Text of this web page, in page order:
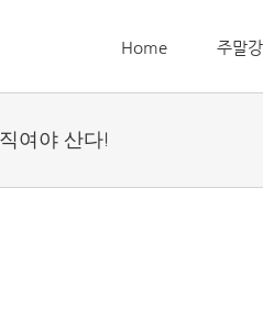
Home 주말
여야 산다!